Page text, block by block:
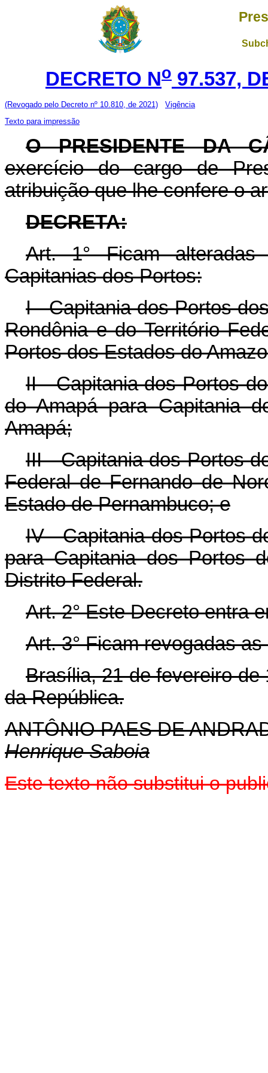
DECRETO No 97.537,
(Revogado pelo Decreto nº 10.810, de 2021)
Vigência
Texto para impressão
O PRESIDENTE DA
exercício do cargo de
atribuição que lhe confere o
DECRETA:
Art. 1° Ficam alteradas
Capitanias dos Portos:
I - Capitania dos Portos
Rondônia e do Território
Portos dos Estados do
II - Capitania dos Portos
do Amapá para Capitania
Amapá;
III - Capitania dos Portos
Federal de Fernando de
Estado de Pernambuco; e
IV - Capitania dos Portos
para Capitania dos Portos
Distrito Federal.
Art. 2° Este Decreto entra
Art. 3° Ficam revogadas
Brasília, 21 de fevereiro de
da República.
ANTÔNIO PAES DE
Henrique Saboia
Este texto não substitui o